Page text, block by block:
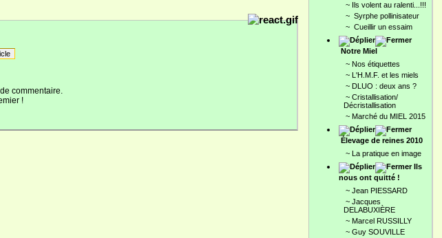
commentaire.
!
~ Ils volent au ralenti...!!!
~ Syrphe pollinisateur
~ Cueillir un essaim
Notre Miel
~ Nos étiquettes
~ L'H.M.F. et les miels
~ DLUO : deux ans ?
~ Cristallisation/
Décristallisation
~ Marché du MIEL 2015
Élevage de reines 2010
~ La pratique en image
Ils
nous ont quitté !
~ Jean PIESSARD
~ Jacques
DELABUXIÈRE
~ Marcel RUSSILLY
~ Guy SOUVILLE